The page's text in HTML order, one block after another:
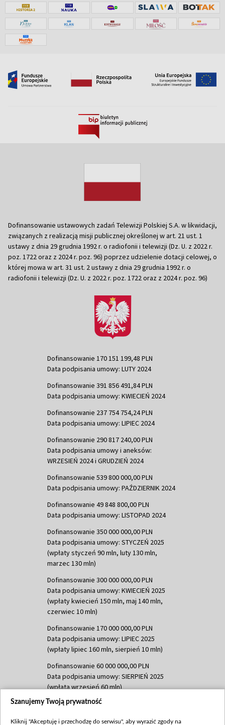
Dofinansowanie ustawowych zadań Telewizji Polskiej S.A. w likwidacji,
związanych z realizacją misji publicznej określonej w art. 21 ust. 1
ustawy z dnia 29 grudnia 1992 r. o radiofonii i telewizji (Dz. U. z 2022 r.
poz. 1722 oraz z 2024 r. poz. 96) poprzez udzielenie dotacji celowej, o
której mowa w art. 31 ust. 2 ustawy z dnia 29 grudnia 1992 r. o
radiofonii i telewizji (Dz. U. z 2022 r. poz. 1722 oraz z 2024 r. poz. 96)
Dofinansowanie 170 151 199,48 PLN
Data podpisania umowy: LUTY 2024
Dofinansowanie 391 856 491,84 PLN
Data podpisania umowy: KWIECIEŃ 2024
Dofinansowanie 237 754 754,24 PLN
Data podpisania umowy: LIPIEC 2024
Dofinansowanie 290 817 240,00 PLN
Data podpisania umowy i aneksów:
WRZESIEŃ 2024 i GRUDZIEŃ 2024
Dofinansowanie 539 800 000,00 PLN
Data podpisania umowy: PAŹDZIERNIK 2024
Dofinansowanie 49 848 800,00 PLN
Data podpisania umowy: LISTOPAD 2024
Dofinansowanie 350 000 000,00 PLN
Data podpisania umowy: STYCZEŃ 2025
(wpłaty styczeń 90 mln, luty 130 mln,
marzec 130 mln)
Dofinansowanie 300 000 000,00 PLN
Data podpisania umowy: KWIECIEŃ 2025
(wpłaty kwiecień 150 mln, maj 140 mln,
czerwiec 10 mln)
Dofinansowanie 170 000 000,00 PLN
Data podpisania umowy: LIPIEC 2025
(wpłaty lipiec 160 mln, sierpień 10 mln)
Dofinansowanie 60 000 000,00 PLN
Data podpisania umowy: SIERPIEŃ 2025
(wpłata wrzesień 60 mln)
Dofinansowanie 635 783 051,21 PLN
Szanujemy Twoją prywatność
Kliknij "Akceptuję i przechodzę do serwisu", aby wyrazić zgody na